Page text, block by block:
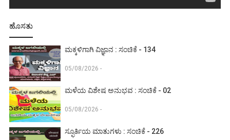
ಹೊಸತು
ಮಕ್ಕಳಿಗಾಗಿ ವಿಜ್ಞಾನ : ಸಂಚಿಕೆ - 134
05/08/2026 -
ಮಳೆಯ ವಿಶೇಷ ಅನುಭವ : ಸಂಚಿಕೆ - 02
05/08/2026 -
ಸ್ಫೂರ್ತಿಯ ಮಾತುಗಳು : ಸಂಚಿಕೆ - 226